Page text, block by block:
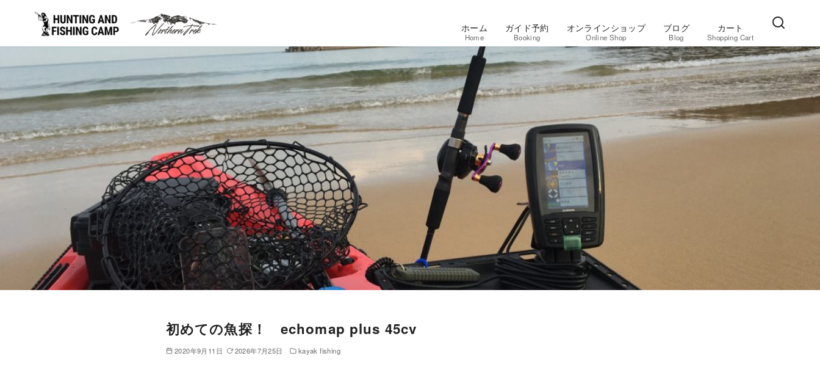
ン
テ
ン
ツ
へ
移
動
ホーム
Home
ガイド予約
Booking
オンラインショップ
Online Shop
ブログ
Blog
カート
Shopping Cart
初めての魚探！ echomap plus 45cv
2020年9月11日 2026年7月25日 kayak fishing